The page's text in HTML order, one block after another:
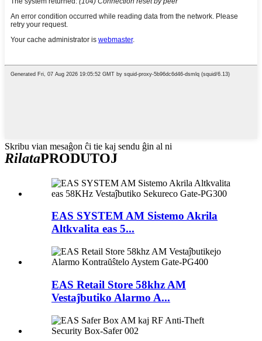
Skribu vian mesaĝon ĉi tie kaj sendu ĝin al ni
RilataPRODUTOJ
EAS SYSTEM AM Sistemo Akrila
Altkvalita eas 5...
EAS Retail Store 58khz AM
Vestaĵbutiko Alarmo A...